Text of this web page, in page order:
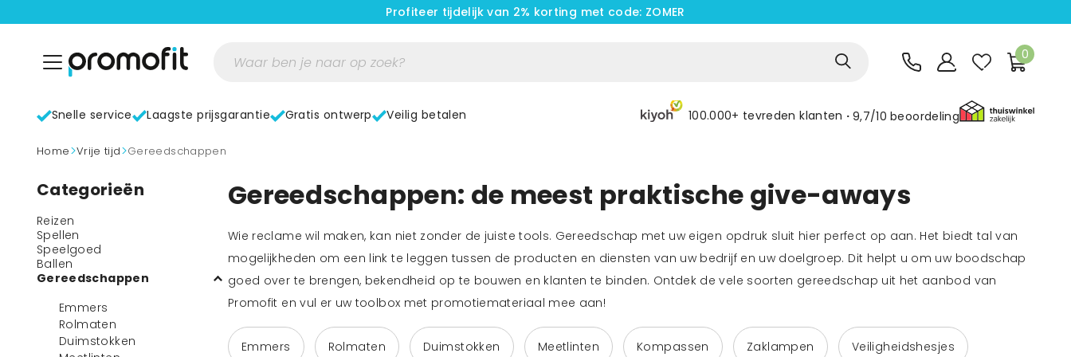
Profiteer tijdelijk van 2% korting met code: ZOMER
0
Snelle service Laagste prijsgarantie Gratis ontwerp Veilig betalen 100.000+ tevreden klanten 9,7/10 beoordeling
home> Vrije tijd> Gereedschappen
Categorieën
Reizen
Spellen
Speelgoed
Ballen
Gereedschappen
Emmers
Rolmaten
Duimstokken
Gereedschappen: de meest praktische give-aways
Wie reclame wil maken, kan niet zonder de juiste tools. Gereedschap met uw eigen opdruk sluit hier perfect op aan. Het biedt tal van
mogelijkheden om een link te leggen tussen de producten en diensten van uw bedrijf en uw doelgroep. Dit helpt u om uw boodschap
goed over te brengen, bekendheid op te bouwen en klanten te binden. Ontdek de vele soorten gereedschap uit het aanbod van
Promofit en vul er uw toolbox met promotiemateriaal mee aan!
Emmers Rolmaten Duimstokken Meetlinten Kompassen Zaklampen Veiligheidshesjes